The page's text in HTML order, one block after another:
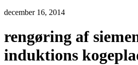
december 16, 2014
rengøring af
induktions